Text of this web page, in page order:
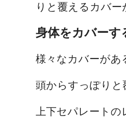
りと覆えるカバー
身体をカバーす
様々なカバーがあ
頭からすっぽりと
上下セパレート